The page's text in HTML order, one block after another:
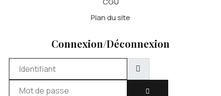
Plan du site
Connexion/Déconnexion